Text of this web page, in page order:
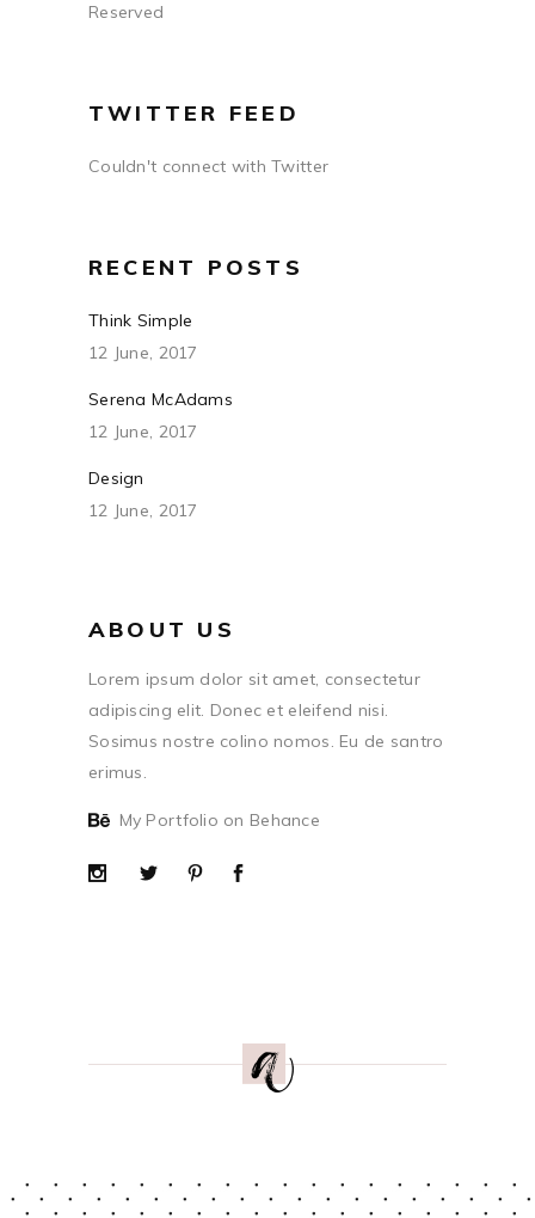
Reserved
TWITTER FEED
Couldn't connect with Twitter
RECENT POSTS
Think Simple
12 June, 2017
Serena McAdams
12 June, 2017
Design
12 June, 2017
ABOUT US
Lorem ipsum dolor sit amet, consectetur
adipiscing elit. Donec et eleifend nisi.
Sosimus nostre colino nomos. Eu de santro
erimus.
My Portfolio on Behance